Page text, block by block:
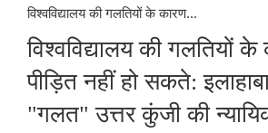
विश्वविद्यालय की गलतियों के कारण...
विश्वविद्यालय की गलतियों
पीड़ित नहीं हो सकते:
"गलत" उत्तर कुंजी की